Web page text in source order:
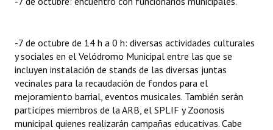
-7 de octubre de 14 h a 0 h: diversas actividades culturales
y sociales en el Velódromo Municipal entre las que se
incluyen instalación de stands de las diversas juntas
vecinales para la recaudación de fondos para el
mejoramiento barrial, eventos musicales. También serán
partícipes miembros de la ARB, el SPLIF y Zoonosis
municipal quienes realizarán campañas educativas. Cabe